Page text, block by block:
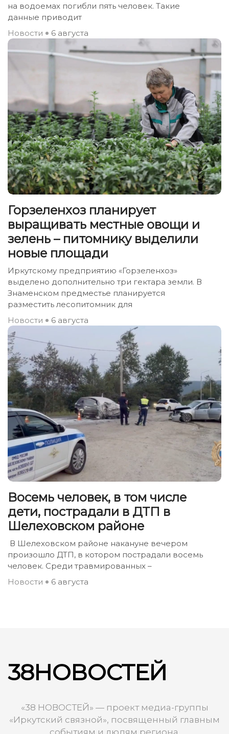
на водоемах погибли пять человек. Такие
данные приводит
Новости
6 августа
Горзеленхоз планирует
выращивать местные овощи и
зелень – питомнику выделили
новые площади
Иркутскому предприятию «Горзеленхоз»
выделено дополнительно три гектара земли. В
Знаменском предместье планируется
разместить лесопитомник для
Новости
6 августа
Восемь человек, в том числе
дети, пострадали в ДТП в
Шелеховском районе
В Шелеховском районе накануне вечером
произошло ДТП, в котором пострадали восемь
человек. Среди травмированных –
Новости
6 августа
38НОВОСТЕЙ
«38 НОВОСТЕЙ» — проект медиа-группы
«Иркутский связной», посвященный главным
событиям и людям региона.